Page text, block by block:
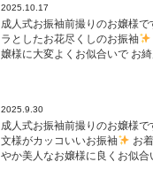
2025.10.17
成人式お振袖前撮りのお嬢様で
ラとしたお花尽くしのお振袖
嬢様に大変よくお似合いで お
2025.9.30
成人式お振袖前撮りのお嬢様で
文様がカッコいいお振袖
お
やか美人なお嬢様に良くお似合